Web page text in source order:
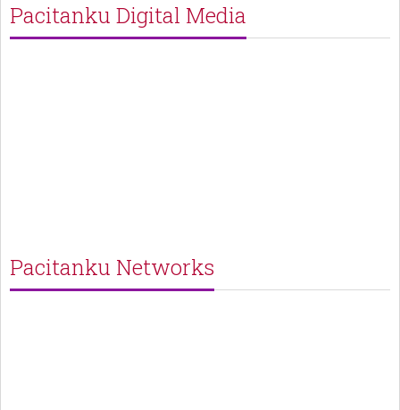
Pacitanku Digital Media
Pacitanku Networks